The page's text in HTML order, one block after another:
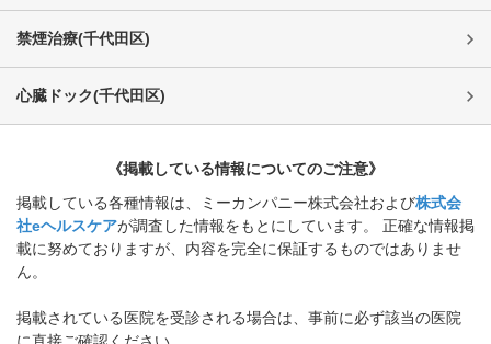
禁煙治療(千代田区)
心臓ドック(千代田区)
《掲載している情報についてのご注意》
掲載している各種情報は、ミーカンパニー株式会社および株式会
社eヘルスケアが調査した情報をもとにしています。 正確な情報掲
載に努めておりますが、内容を完全に保証するものではありませ
ん。
掲載されている医院を受診される場合は、事前に必ず該当の医院